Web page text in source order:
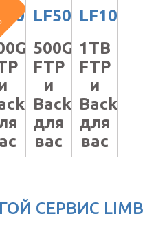
LF500
500GB
FTP
и
Backup
для
вас
руб
LF1000
1TB
FTP
и
Backup
для
вас
руб
СЕРВИС LIMB